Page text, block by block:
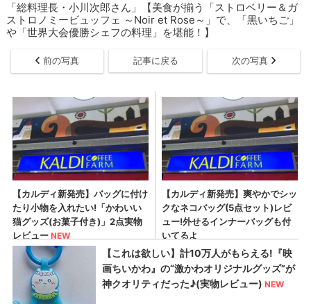
「総料理長・小川次郎さん」【美食が揃う「ストロベリー＆ガ
ストロノミービュッフェ ～Noir et Rose～」で、「黒いちご」
や「世界大会優勝シェフの料理」を堪能！】
前の写真 記事に戻る 次の写真